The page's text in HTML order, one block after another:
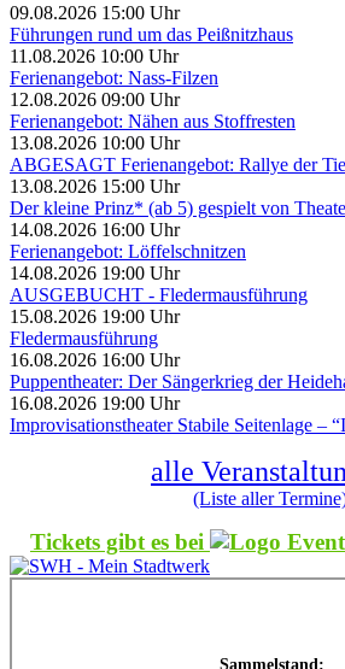
09.08.2026 15:00 Uhr
Führungen rund um das Peißnitzhaus
11.08.2026 10:00 Uhr
Ferienangebot: Nass-Filzen
12.08.2026 09:00 Uhr
Ferienangebot: Nähen aus Stoffresten
13.08.2026 10:00 Uhr
ABGESAGT Ferienangebot: Rallye der
13.08.2026 15:00 Uhr
Der kleine Prinz* (ab 5) gespielt von
14.08.2026 16:00 Uhr
Ferienangebot: Löffelschnitzen
14.08.2026 19:00 Uhr
AUSGEBUCHT - Fledermausführung
15.08.2026 19:00 Uhr
Fledermausführung
16.08.2026 16:00 Uhr
Puppentheater: Der Sängerkrieg der
16.08.2026 19:00 Uhr
Improvisationstheater Stabile Seitenlage –
alle
(Liste aller
Tickets gibt es bei